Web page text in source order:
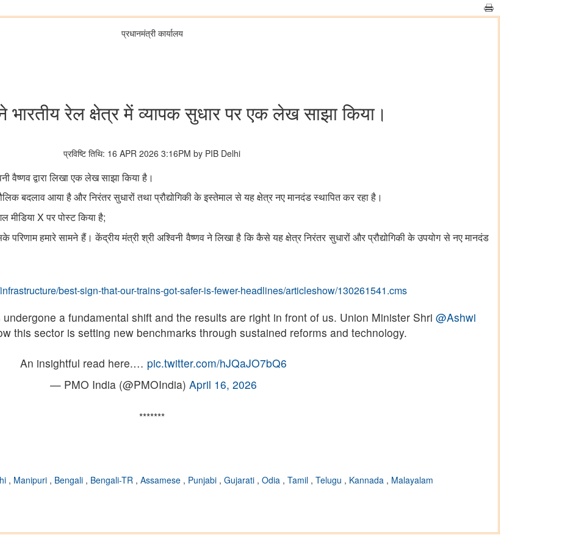
प्रधानमंत्री कार्यालय
भारतीय रेल क्षेत्र में व्‍यापक सुधार पर एक लेख साझा किया।
प्रविष्टि तिथि: 16 APR 2026 3:16PM by PIB Delhi
वैष्णव द्वारा लिखा एक लेख साझा किया है।
बदलाव आया है और निरंतर सुधारों तथा प्रौद्योगिकी के इस्‍तेमाल से यह क्षेत्र नए मानदंड स्थापित कर रहा है।
मीडिया X पर पोस्ट किया है;
हमारे सामने हैं। केंद्रीय मंत्री श्री अश्विनी वैष्णव ने लि‍खा है कि कैसे यह क्षेत्र निरंतर सुधारों और प्रौद्योगिकी के उपयोग से नए मानदंड
best-sign-that-our-trains-got-safer-is-fewer-headlines/articleshow/130261541.cms
a fundamental shift and the results are right in front of us. Union Minister Shri @Ashwi
this sector is setting new benchmarks through sustained reforms and technology.
An insightful read here.… pic.twitter.com/hJQaJO7bQ6
— PMO India (@PMOIndia) April 16, 2026
*******
, Manipuri , Bengali , Bengali-TR , Assamese , Punjabi , Gujarati , Odia , Tamil , Telugu , Kannada , Malayalam